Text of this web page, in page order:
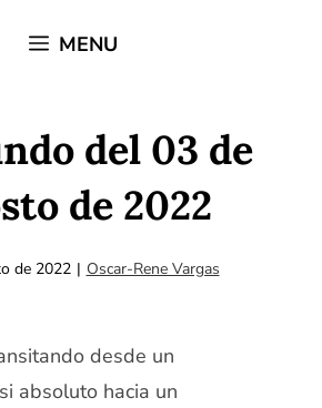
MENU
del 03 de
de 2022
de 2022 | Oscar-Rene Vargas
desde un
absoluto hacia un